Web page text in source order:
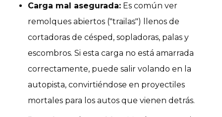
Carga mal asegurada: Es común ver
remolques abiertos ("trailas") llenos de
cortadoras de césped, sopladoras, palas y
escombros. Si esta carga no está amarrada
correctamente, puede salir volando en la
autopista, convirtiéndose en proyectiles
mortales para los autos que vienen detrás.